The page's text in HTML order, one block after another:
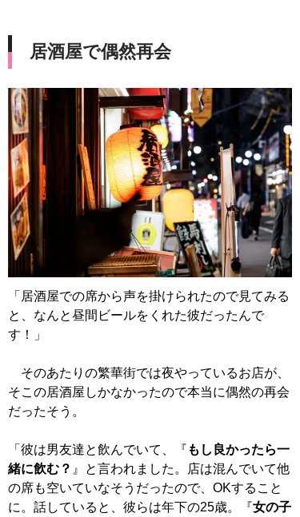
居酒屋で偶然再会
「居酒屋での席から声を掛けられたので見てみる
と、なんと昼間ビールをくれた彼だったんで
す！」
そのあたりの繁華街では夜やっているお店が、
そこの居酒屋しかなかったので本当に偶然の再会
だったそう。
「彼は男友達と飲んでいて、『 もし良かったら一
緒に飲む？ 』と言われました。店は混んでいて他
の席も空いていなそうだったので、OKすること
に。話していると、彼らは年下の25歳。『女の子